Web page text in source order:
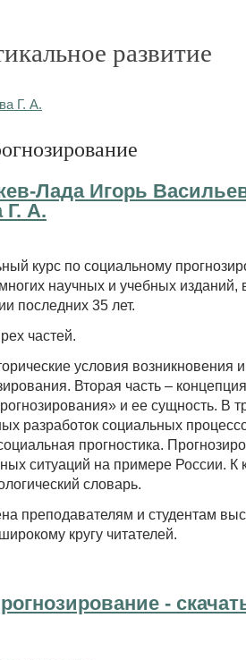
развитие
Г. А.
Лада Игорь
Г. А.
курс по социальному
научных и учебных
последних 35 лет.
частей.
условия возникновения
Вторая часть – концепция
и ее сущность. В
разработок социальных
прогностика.
ситуаций на примере России. К
словарь.
преподавателям и студентам
кругу читателей.
-